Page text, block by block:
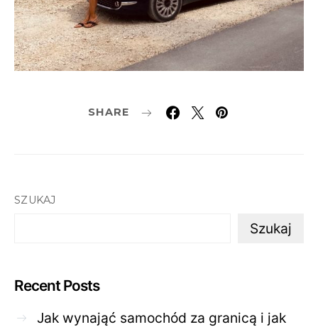
SHARE
SZUKAJ
Szukaj
Recent Posts
Jak wynająć samochód za granicą i jak